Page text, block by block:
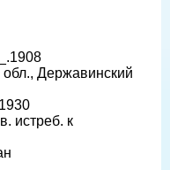
Державинский
истреб. к